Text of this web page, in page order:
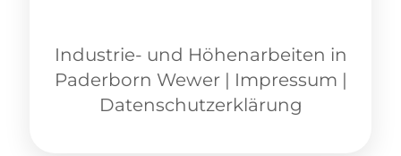
Industrie- und Höhenarbeiten in
Paderborn Wewer| Impressum |
Datenschutzerklärung